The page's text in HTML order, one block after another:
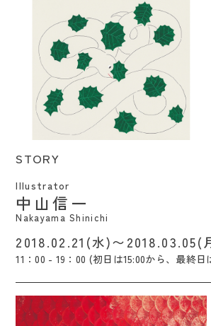
STORY
Illustrator
中山信一
Nakayama Shinichi
2018.02.21(水)〜2018.03.05(
11：00 - 19：00 (初日は15:00から、最終